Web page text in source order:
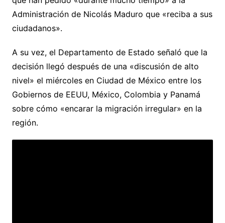
Administración de Nicolás Maduro que «reciba a sus
ciudadanos».
A su vez, el Departamento de Estado señaló que la
decisión llegó después de una «discusión de alto
nivel» el miércoles en Ciudad de México entre los
Gobiernos de EEUU, México, Colombia y Panamá
sobre cómo «encarar la migración irregular» en la
región.